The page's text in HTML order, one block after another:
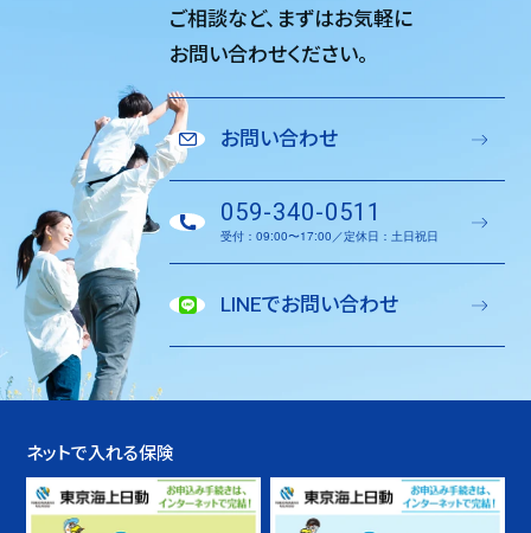
ご相談など、 まずはお気軽に
お問い合わせください。
お問い合わせ
059-340-0511
受付：09:00〜17:00／定休日：土日祝日
LINEでお問い合わせ
ネットで入れる保険